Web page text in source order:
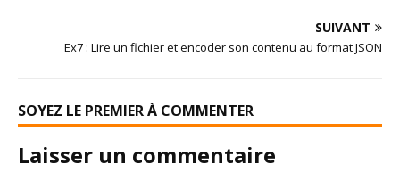
SUIVANT
Ex7 : Lire un fichier et encoder son contenu au format JSON
SOYEZ LE PREMIER À COMMENTER
Laisser un commentaire